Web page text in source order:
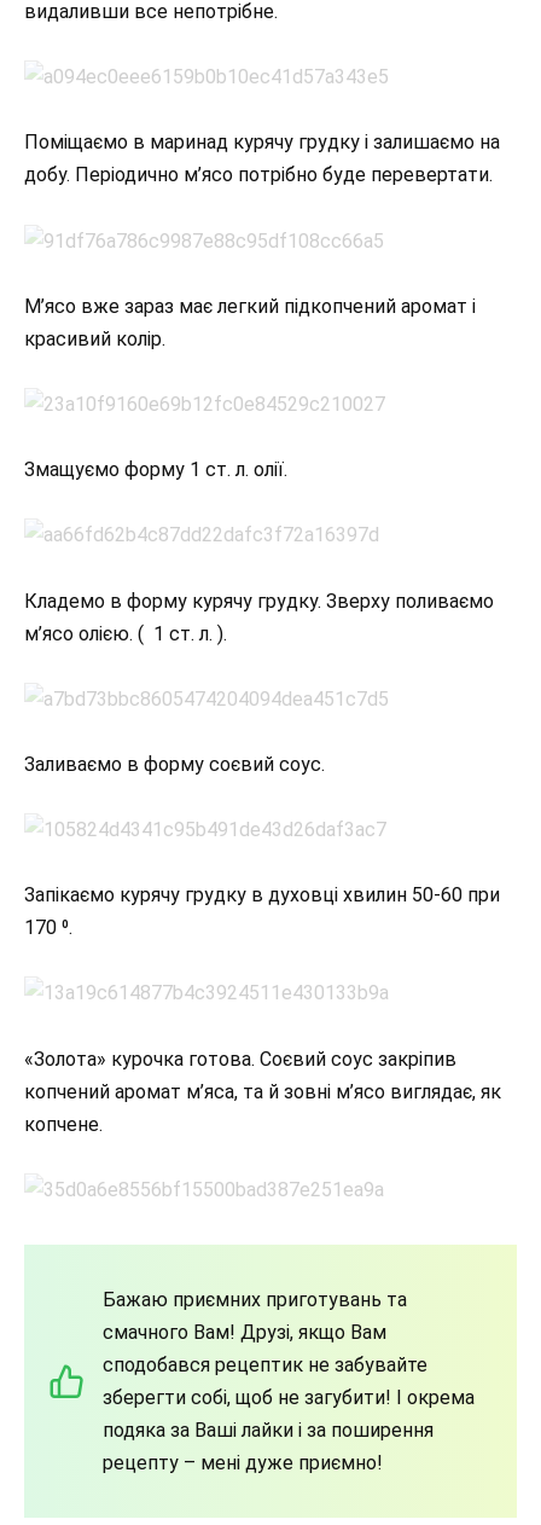
видаливши все непотрібне.
Поміщаємо в маринад курячу грудку і залишаємо на
добу. Періодично м’ясо потрібно буде перевертати.
М’ясо вже зараз має легкий підкопчений аромат і
красивий колір.
Змащуємо форму 1 ст. л. олії.
Кладемо в форму курячу грудку. Зверху поливаємо
м’ясо олією. ( 1 ст. л. ).
Заливаємо в форму соєвий соус.
Запікаємо курячу грудку в духовці хвилин 50-60 при
170 ⁰.
«Золота» курочка готова. Соєвий соус закріпив
копчений аромат м’яса, та й зовні м’ясо виглядає, як
копчене.
Бажаю приємних приготувань та
смачного Вам! Друзі, якщо Вам
сподобався рецептик не забувайте
зберегти собі, щоб не загубити! І окрема
подяка за Ваші лайки і за поширення
рецепту – мені дуже приємно!